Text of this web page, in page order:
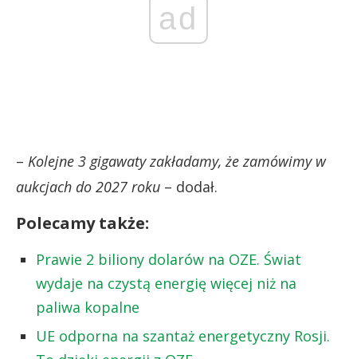
ad
– Kolejne 3 gigawaty zakładamy, że zamówimy w
aukcjach do 2027 roku – dodał.
Polecamy także:
Prawie 2 biliony dolarów na OZE. Świat
wydaje na czystą energię więcej niż na
paliwa kopalne
UE odporna na szantaż energetyczny Rosji.